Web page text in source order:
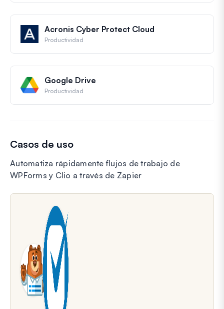
Acronis Cyber Protect Cloud
Productividad
Google Drive
Productividad
Casos de uso
Automatiza rápidamente flujos de trabajo de
WPForms y Clio a través de Zapier